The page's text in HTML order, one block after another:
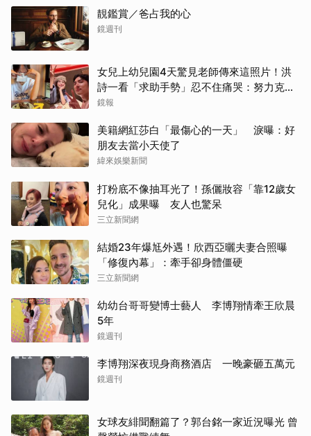
靚鑑賞／爸占我的心
鏡週刊
女兒上幼兒園4天驚見老師傳來這照片！洪
詩一看「求助手勢」忍不住痛哭：努力克服
大難關
鏡報
美籍網紅莎白「最傷心的一天」 淚曝：好
朋友去當小天使了
緯來娛樂新聞
打粉底不像抽耳光了！孫儷妝容「靠12歲女
兒化」成果曝 友人也驚呆
三立新聞網
結婚23年爆尪外遇！欣西亞曬夫妻合照曝
「修復內幕」：牽手卻身體僵硬
三立新聞網
幼幼台哥哥變博士藝人 李博翔情牽王欣晨
5年
鏡週刊
李博翔深夜現身商務酒店 一晚豪砸五萬元
鏡週刊
女球友緋聞翻篇了？郭台銘一家近況曝光 曾